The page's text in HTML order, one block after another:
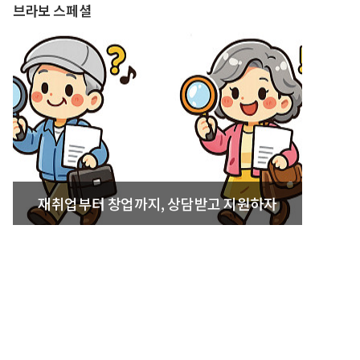
브라보 스페셜
재취업부터 창업까지, 상담받고 지원하자